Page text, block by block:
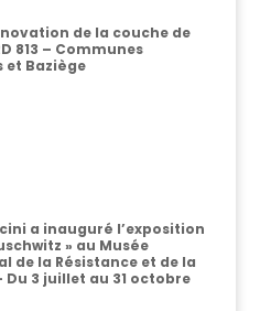
de la couche de
813 – Communes
et Baziège
a inauguré l’exposition
» au Musée
de la Résistance et de la
3 juillet au 31 octobre